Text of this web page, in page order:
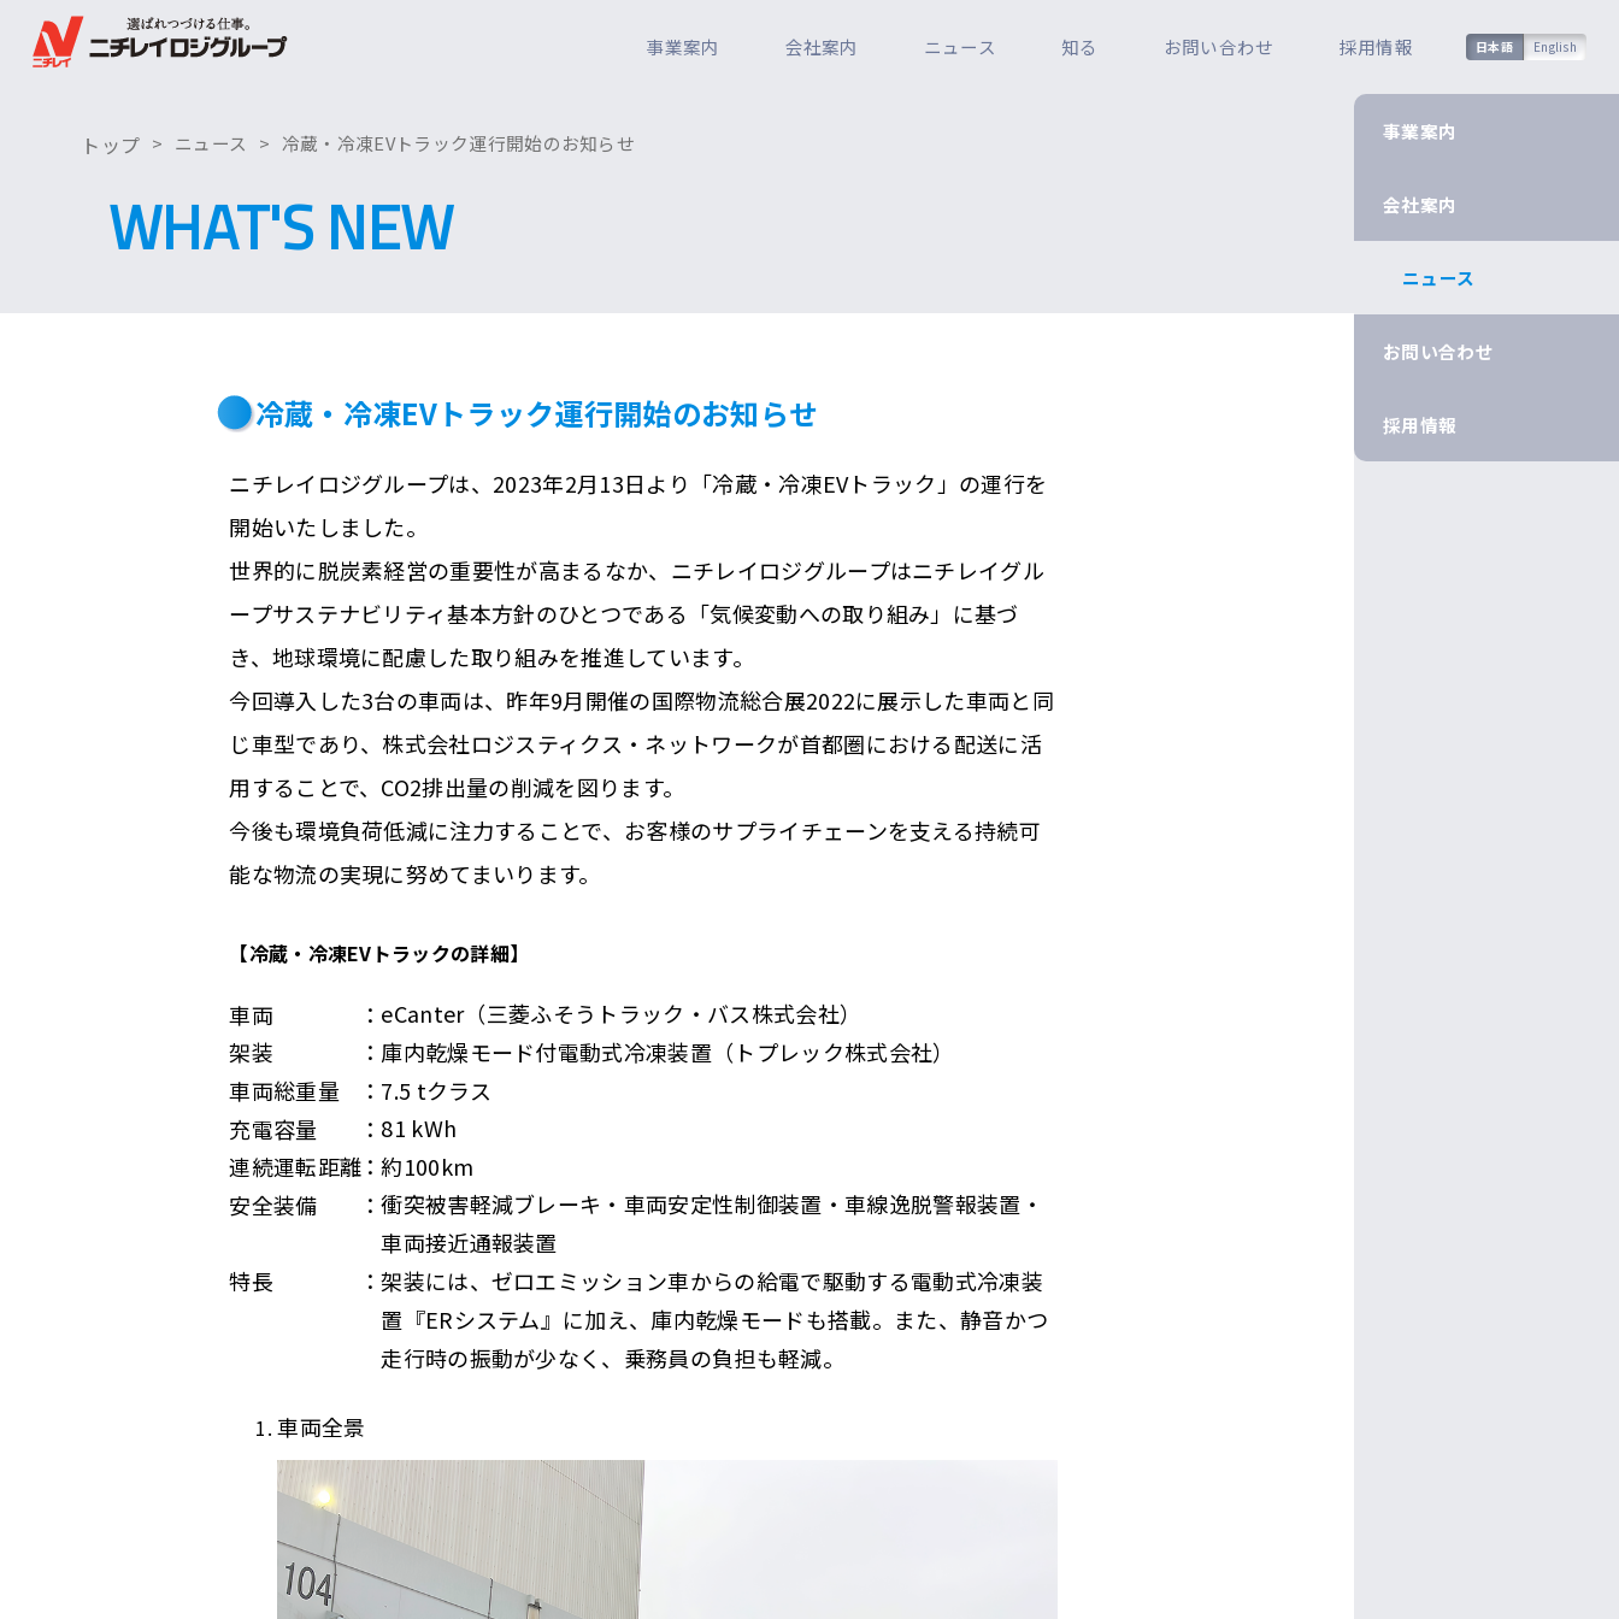
事業案内 会社案内 ニュース 知る お問い合わせ 採用情報 日本語 English
トップ ニュース 冷蔵・冷凍EVトラック運行開始のお知らせ
WHAT'S NEW
冷蔵・冷凍EVトラック運行開始のお知らせ
ニチレイロジグループは、2023年2月13日より「冷蔵・冷凍EVトラック」の運行を
開始いたしました。
世界的に脱炭素経営の重要性が高まるなか、ニチレイロジグループはニチレイグル
ープサステナビリティ基本方針のひとつである「気候変動への取り組み」に基づ
き、地球環境に配慮した取り組みを推進しています。
今回導入した3台の車両は、昨年9月開催の国際物流総合展2022に展示した車両と同
じ車型であり、株式会社ロジスティクス・ネットワークが首都圏における配送に活
用することで、CO2排出量の削減を図ります。
今後も環境負荷低減に注力することで、お客様のサプライチェーンを支える持続可
能な物流の実現に努めてまいります。
【冷蔵・冷凍EVトラックの詳細】
車両
eCanter（三菱ふそうトラック・バス株式会社）
架装
庫内乾燥モード付電動式冷凍装置（トプレック株式会社）
車両総重量
7.5 tクラス
充電容量
81 kWh
連続運転距離
約100km
安全装備
衝突被害軽減ブレーキ・車両安定性制御装置・車線逸脱警報装置・
車両接近通報装置
特長
架装には、ゼロエミッション車からの給電で駆動する電動式冷凍装
置『ERシステム』に加え、庫内乾燥モードも搭載。また、静音かつ
走行時の振動が少なく、乗務員の負担も軽減。
車両全景
事業案内
会社案内
ニュース
お問い合わせ
採用情報